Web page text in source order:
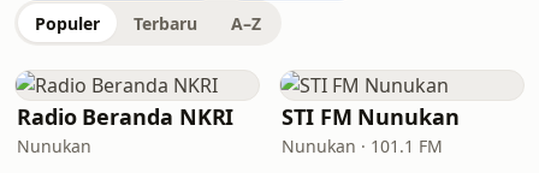
Populer Terbaru A–Z
Radio Beranda NKRI
Nunukan
STI FM Nunukan
Nunukan · 101.1 FM